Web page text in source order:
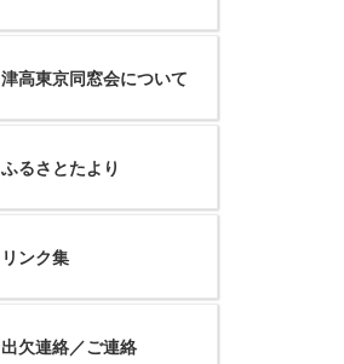
津高東京同窓会について
ふるさとたより
リンク集
出欠連絡／ご連絡